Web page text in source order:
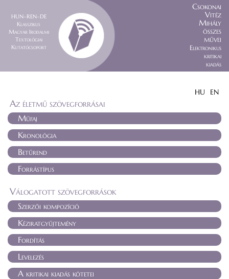
HUN–REN–DE
Klasszikus
Magyar Irodalmi
Textológiai
Kutatócsoport
Csokonai
Vitéz
Mihály
összes
művei
Elektronikus
kritikai
kiadás
HU EN
Az életmű szövegforrásai
Műfaj
Kronológia
Betűrend
Forrástípus
Válogatott szövegforrások
Szerzői kompozíció
Kéziratgyűjtemény
Fordítás
Levelezés
A kritikai kiadás kötetei